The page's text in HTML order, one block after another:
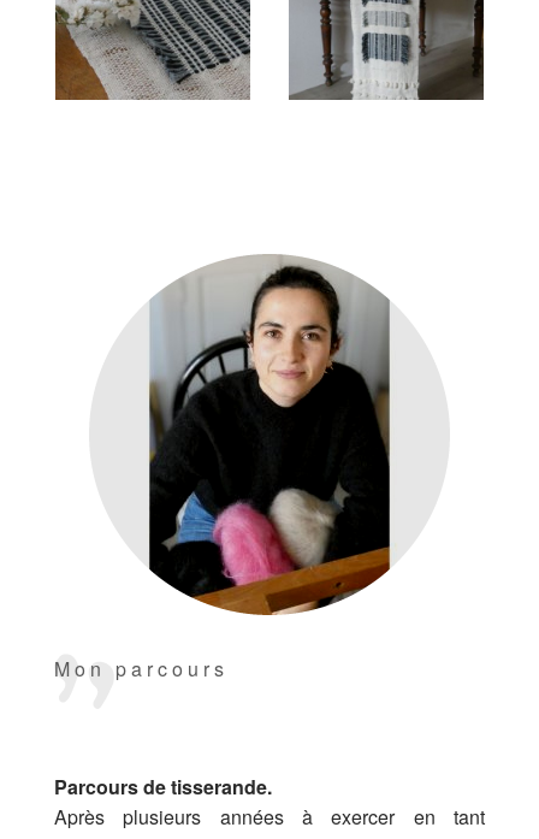
Mon parcours
Parcours de tisserande.
Après plusieurs années à exercer en tant